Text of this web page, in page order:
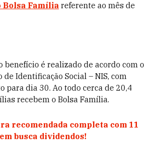
Bolsa Família referente ao mês de
benefício é realizado de acordo com o
Identificação Social – NIS, com
para dia 30. Ao todo cerca de 20,4
recebem o Bolsa Família.
recomendada completa com 11
busca dividendos!